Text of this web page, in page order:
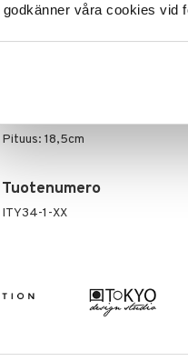
godkänner våra cookies vid
Tuotetieto
Sukella villieläinten maailmaan
ylpeydellä. Todellisena metsän
kosketuksen kotiisi tai
voit melkein tuntea
Pituus: 18,5cm
Tuotenumero
ITY34-1-XX